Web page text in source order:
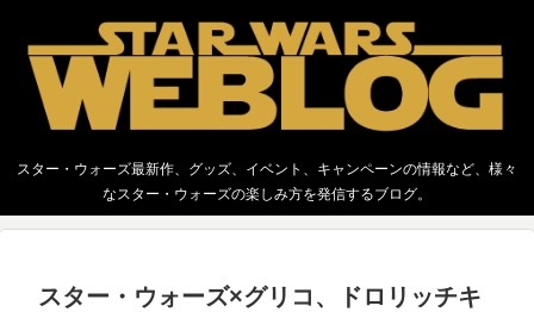
スター・ウォーズ最新作、グッズ、イベント、キャンペーンの情報など、様々
なスター・ウォーズの楽しみ方を発信するブログ。
スター・ウォーズ×グリコ、ドロリッチキ